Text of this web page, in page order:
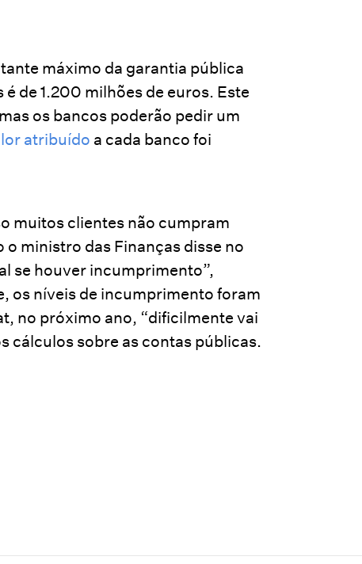
máximo da garantia pública
de 1.200 milhões de euros. Este
os bancos poderão pedir um
atribuído a cada banco foi
muitos clientes não cumpram
ministro das Finanças disse no
se houver incumprimento”,
os níveis de incumprimento foram
no próximo ano, “dificilmente vai
cálculos sobre as contas públicas.